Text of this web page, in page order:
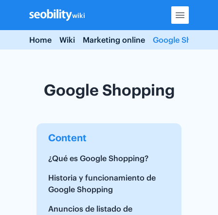
content
wiki
Home Wiki Marketing online Google Shopping
Google Shopping
Content
¿Qué es Google Shopping?
Historia y funcionamiento de
Google Shopping
Anuncios de listado de